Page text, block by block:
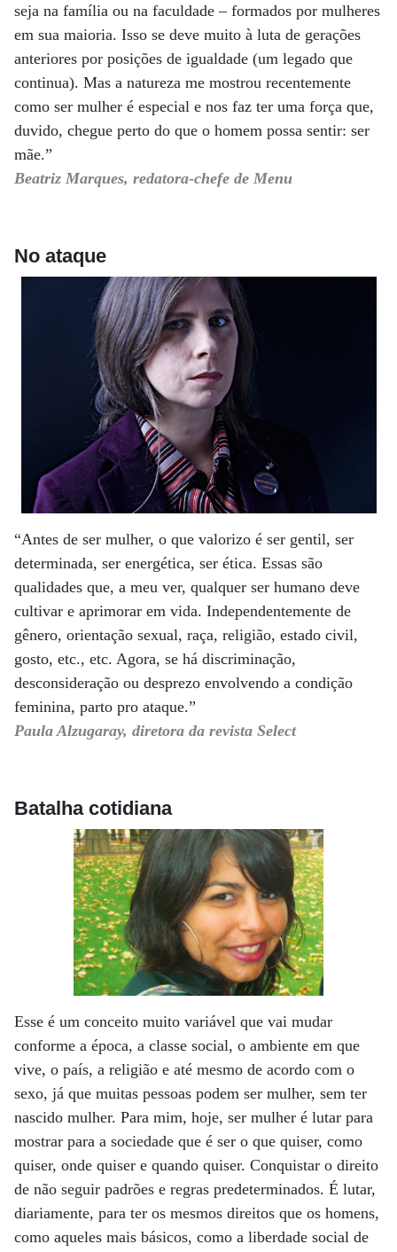
seja na família ou na faculdade – formados por mulheres
em sua maioria. Isso se deve muito à luta de gerações
anteriores por posições de igualdade (um legado que
continua). Mas a natureza me mostrou recentemente
como ser mulher é especial e nos faz ter uma força que,
duvido, chegue perto do que o homem possa sentir: ser
mãe.”
Beatriz Marques, redatora-chefe de Menu
No ataque
“Antes de ser mulher, o que valorizo é ser gentil, ser
determinada, ser energética, ser ética. Essas são
qualidades que, a meu ver, qualquer ser humano deve
cultivar e aprimorar em vida. Independentemente de
gênero, orientação sexual, raça, religião, estado civil,
gosto, etc., etc. Agora, se há discriminação,
desconsideração ou desprezo envolvendo a condição
feminina, parto pro ataque.”
Paula Alzugaray, diretora da revista Select
Batalha cotidiana
Esse é um conceito muito variável que vai mudar
conforme a época, a classe social, o ambiente em que
vive, o país, a religião e até mesmo de acordo com o
sexo, já que muitas pessoas podem ser mulher, sem ter
nascido mulher. Para mim, hoje, ser mulher é lutar para
mostrar para a sociedade que é ser o que quiser, como
quiser, onde quiser e quando quiser. Conquistar o direito
de não seguir padrões e regras predeterminados. É lutar,
diariamente, para ter os mesmos direitos que os homens,
como aqueles mais básicos, como a liberdade social de